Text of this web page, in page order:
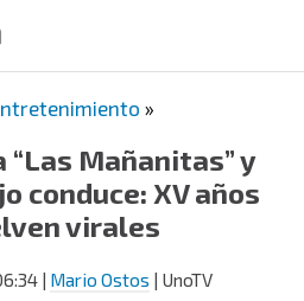
»
Mañanitas” y
conduce: XV años
virales
| Mario Ostos | UnoTV